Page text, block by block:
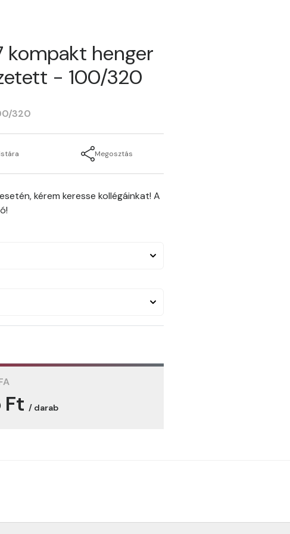
kompakt henger
- 100/320
320
Megosztás
kérem keresse kollégáinkat! A
Ft / darab